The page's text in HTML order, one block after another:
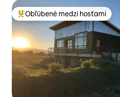
Najobľúbenejšie medzi hosťami
Obľúbené medzi hosťami